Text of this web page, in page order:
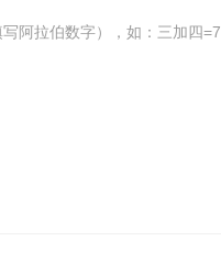
阿拉伯数字），如：三加四=7